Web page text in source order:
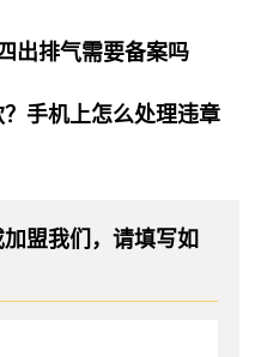
出排气需要备案吗
手机上怎么处理违章
盟我们，请填写如